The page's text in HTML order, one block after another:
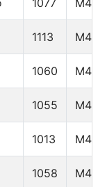
1077
1113
1060
1055
1013
1058